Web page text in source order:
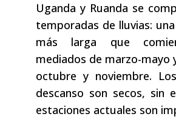
Uganda y Ruanda se
temporadas de lluvias:
más larga que
mediados de marzo-mayo
octubre y noviembre.
descanso son secos, sin
estaciones actuales son